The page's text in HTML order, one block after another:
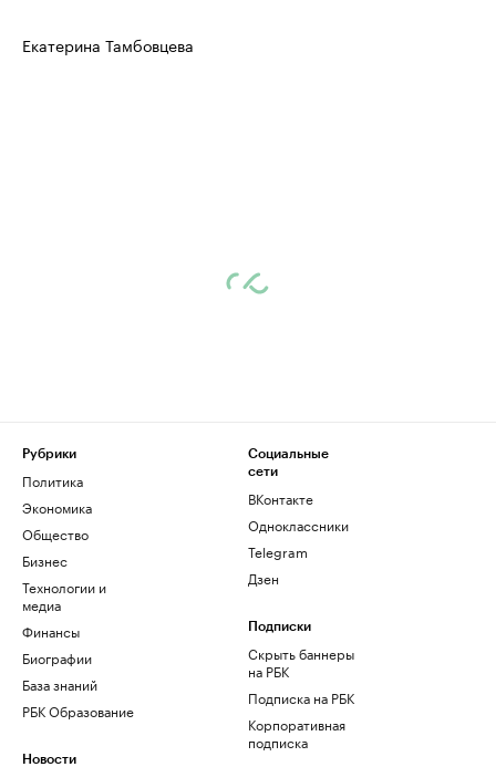
Екатерина Тамбовцева
Рубрики
Политика
Экономика
Общество
Бизнес
Технологии и
медиа
Финансы
Биографии
База знаний
РБК Образование
Новости
Социальные
сети
ВКонтакте
Одноклассники
Telegram
Дзен
Подписки
Скрыть баннеры
на РБК
Подписка на РБК
Корпоративная
подписка